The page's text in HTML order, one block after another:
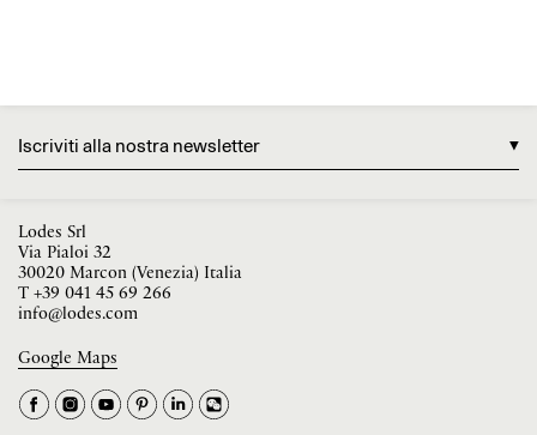
Iscriviti alla nostra newsletter
La tua occupazione è
Lodes Srl
Via Pialoi 32
30020 Marcon (Venezia) Italia
T +39 041 45 69 266
info@lodes.com
Google Maps